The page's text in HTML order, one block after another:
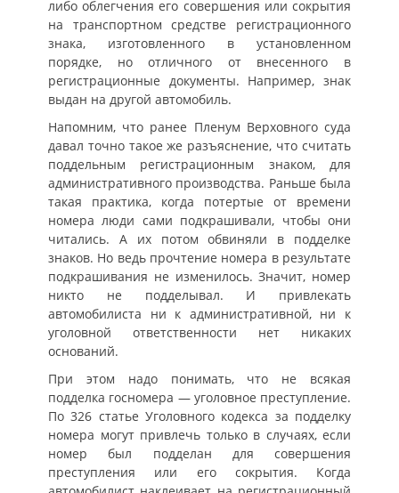
либо облегчения его совершения или сокрытия
на транспортном средстве регистрационного
знака, изготовленного в установленном
порядке, но отличного от внесенного в
регистрационные документы. Например, знак
выдан на другой автомобиль.
Напомним, что ранее Пленум Верховного суда
давал точно такое же разъяснение, что считать
поддельным регистрационным знаком, для
административного производства. Раньше была
такая практика, когда потертые от времени
номера люди сами подкрашивали, чтобы они
читались. А их потом обвиняли в подделке
знаков. Но ведь прочтение номера в результате
подкрашивания не изменилось. Значит, номер
никто не подделывал. И привлекать
автомобилиста ни к административной, ни к
уголовной ответственности нет никаких
оснований.
При этом надо понимать, что не всякая
подделка госномера — уголовное преступление.
По 326 статье Уголовного кодекса за подделку
номера могут привлечь только в случаях, если
номер был подделан для совершения
преступления или его сокрытия. Когда